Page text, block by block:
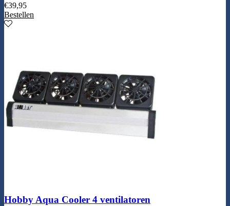
€39,95
Bestellen
Hobby Aqua Cooler 4 ventilatoren